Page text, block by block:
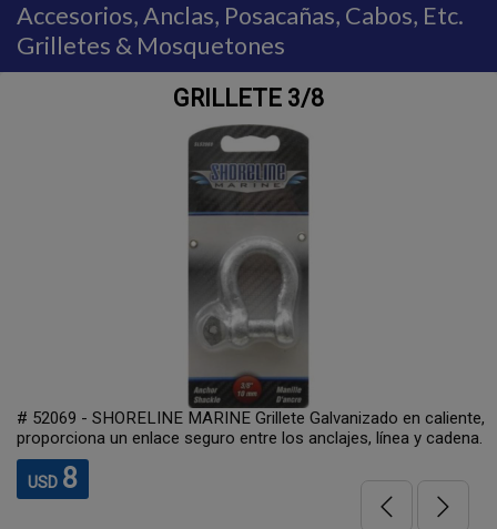
Accesorios, Anclas, Posacañas, Cabos, Etc.
Grilletes & Mosquetones
GRILLETE 3/8
# 52069 - SHORELINE MARINE Grillete Galvanizado en caliente,
proporciona un enlace seguro entre los anclajes, línea y cadena.
USD 8